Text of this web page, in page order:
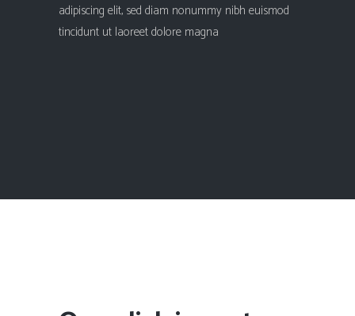
adipiscing elit, sed diam nonummy nibh euismod
tincidunt ut laoreet dolore magna